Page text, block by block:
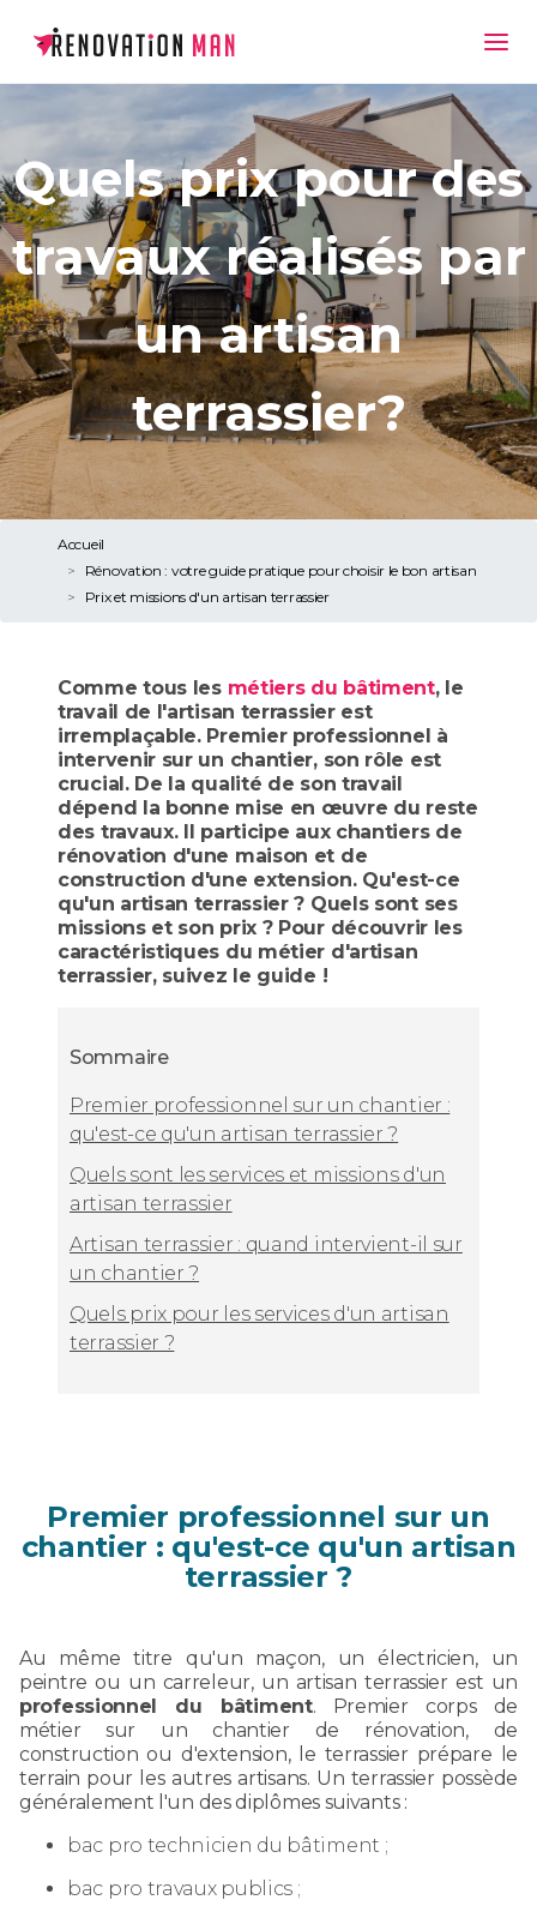
Quels prix pour des
travaux réalisés par
un artisan
terrassier?
Accueil
Rénovation : votre guide pratique pour choisir le bon artisan
Prix et missions d'un artisan terrassier
Comme tous les métiers du bâtiment, le
travail de l'artisan terrassier est
irremplaçable. Premier professionnel à
intervenir sur un chantier, son rôle est
crucial. De la qualité de son travail
dépend la bonne mise en œuvre du reste
des travaux. Il participe aux chantiers de
rénovation d'une maison et de
construction d'une extension. Qu'est-ce
qu'un artisan terrassier ? Quels sont ses
missions et son prix ? Pour découvrir les
caractéristiques du métier d'artisan
terrassier, suivez le guide !
Sommaire
Premier professionnel sur un chantier :
qu'est-ce qu'un artisan terrassier ?
Quels sont les services et missions d'un
artisan terrassier
Artisan terrassier : quand intervient-il sur
un chantier ?
Quels prix pour les services d'un artisan
terrassier ?
Premier professionnel sur un
chantier : qu'est-ce qu'un artisan
terrassier ?
Au même titre qu'un maçon, un électricien, un
peintre ou un carreleur, un artisan terrassier est un
professionnel du bâtiment. Premier corps de
métier sur un chantier de rénovation, de
construction ou d'extension, le terrassier prépare le
terrain pour les autres artisans. Un terrassier possède
généralement l'un des diplômes suivants :
bac pro technicien du bâtiment ;
bac pro travaux publics ;